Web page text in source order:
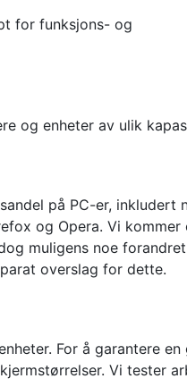
for funksjons- og
og enheter av ulik
på PC-er, inkludert
og Opera. Vi kommer
muligens noe
overslag for dette.
For å garantere en
Vi tester